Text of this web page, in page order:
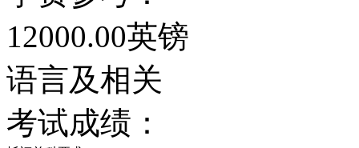
位于黄金海岸和绿茵花
的教学质量； 就业率名
12000.00英镑
语言及相关
考试成绩：